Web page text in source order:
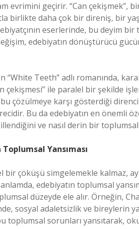
evrimini geçirir. “Can çekişmek”,
birlikte daha çok bir direniş, bir
eserlerinde, bu deyim
edebiyatın dönüştürücü
“White Teeth” adlı romanında,
ile paralel bir şekilde
çözülmeye karşı gösterdiği
Bu da edebiyatın en önemli
ve nasıl derin bir
Yansıması
bir çöküşü simgelemekle kalmaz,
edebiyatın toplumsal
düzeyde ele alır. Örneğin,
sosyal adaletsizlik ve bireylerin
toplumsal sorunları yansıtarak,